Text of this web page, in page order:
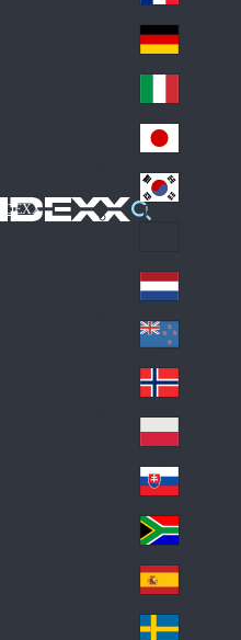
IDEXX
d
Fra
nc
e
Ge
an
y
Ital
y
Jap
an
Ko
Lat
in
A
me
ric
a
Ne
the
rla
nd
s
Ne
w
Ze
ala
nd
No
rw
ay
Pol
an
d
Slo
va
kia
So
uth
Af
Sp
ain